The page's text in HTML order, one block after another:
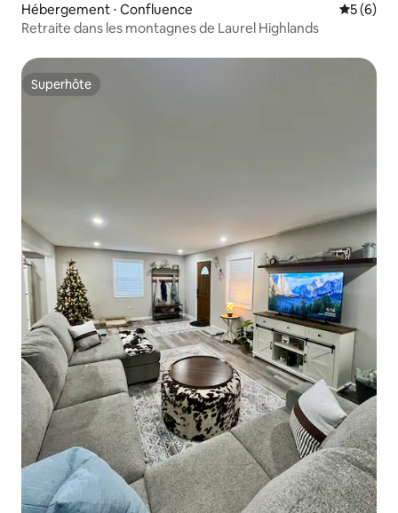
Hébergement ⋅ Confluence
5 (6)
Retraite dans les montagnes de Laurel Highlands
Superhôte
Superhôte